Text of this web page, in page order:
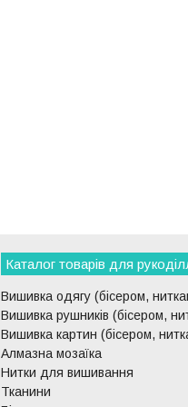
Каталог товарів для
Вишивка одягу (бісером,
Вишивка рушників (бісером,
Вишивка картин (бісером,
Алмазна мозаїка
Нитки для вишивання
Тканини